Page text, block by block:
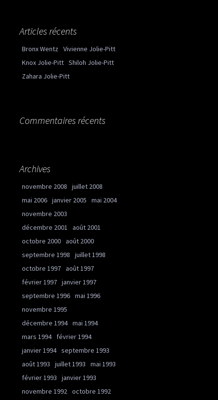
Articles récents
Bronx Wentz Vivienne Jolie-Pitt
Knox Jolie-Pitt Shiloh Jolie-Pitt
Zahara Jolie-Pitt
Commentaires récents
Archives
novembre 2008
juillet 2008
mai 2006 janvier 2005
mai 2004
novembre 2003
décembre 2001
août 2001
octobre 2000 août 2000
septembre 1998
juillet 1998
octobre 1997 août 1997
février 1997 janvier 1997
septembre 1996 mai 1996
novembre 1995
décembre 1994 mai 1994
mars 1994
février 1994
janvier 1994 septembre 1993
août 1993
juillet 1993
mai 1993
février 1993
janvier 1993
novembre 1992 octobre 1992